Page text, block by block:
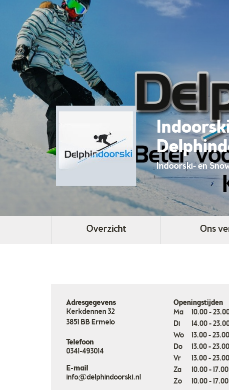
Indoorski- en
Overzicht Ons
Adresgegevens
Kerkdennen 32
3851 BB Ermelo
Telefoon
0341-493014
E-mail
info@delphindoorski.nl
Openingstijden
Ma
10.00 -
Di
14.00 -
Wo
13.00 -
Do
13.00 -
Vr
13.00 -
Za
10.00 -
Zo
10.00 -